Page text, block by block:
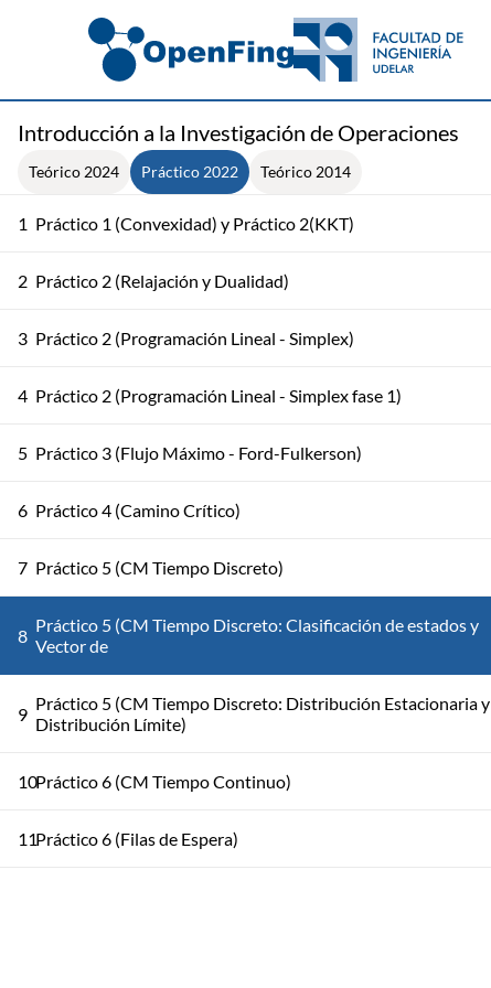
Introducción a la Investigación de Operaciones
Teórico 2024 Práctico 2022 Teórico 2014
1 Práctico 1 (Convexidad) y Práctico 2(KKT)
2 Práctico 2 (Relajación y Dualidad)
3 Práctico 2 (Programación Lineal - Simplex)
4 Práctico 2 (Programación Lineal - Simplex fase 1)
5 Práctico 3 (Flujo Máximo - Ford-Fulkerson)
6 Práctico 4 (Camino Crítico)
7 Práctico 5 (CM Tiempo Discreto)
8 Práctico 5 (CM Tiempo Discreto: Clasificación de estados y
Vector de
9 Práctico 5 (CM Tiempo Discreto: Distribución Estacionaria y
Distribución Límite)
10Práctico 6 (CM Tiempo Continuo)
11Práctico 6 (Filas de Espera)